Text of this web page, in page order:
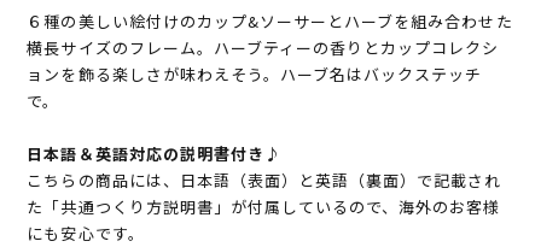
６種の美しい絵付けのカップ&ソーサーとハーブを組み合わせた
横長サイズのフレーム。ハーブティーの香りとカップコレクシ
ョンを飾る楽しさが味わえそう。ハーブ名はバックステッチ
で。
日本語＆英語対応の説明書付き♪
こちらの商品には、日本語（表面）と英語（裏面）で記載され
た「共通つくり方説明書」が付属しているので、海外のお客様
にも安心です。